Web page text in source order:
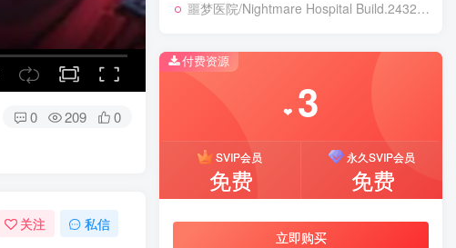
0 209 0
关注 私信
噩梦医院/Nightmare Hospital Build.24328768|恐怖冒险|容量1.9GB|免安装绿色中文版
付费资源
❤ 3
SVIP会员
免费
永久SVIP会员
免费
立即购买